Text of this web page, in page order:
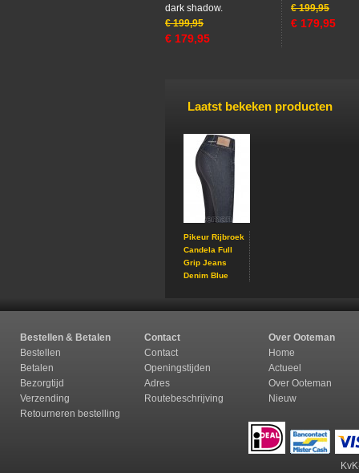
dark shadow.
€ 199,95
€ 179,95
€ 199,95
€ 179,95
Laatst bekeken producten
Pikeur Rijbroek
Candela Full
Grip Jeans
Denim Blue
Bestellen & Betalen Contact
Over Ooteman
Bestellen
Contact
Home
Betalen
Openingstijden
Actueel
Bezorgtijd
Adres
Over Ooteman
Verzending
Routebeschrijving
Nieuw
Retourneren bestelling